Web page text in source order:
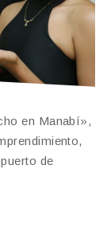
en Manabí»,
de